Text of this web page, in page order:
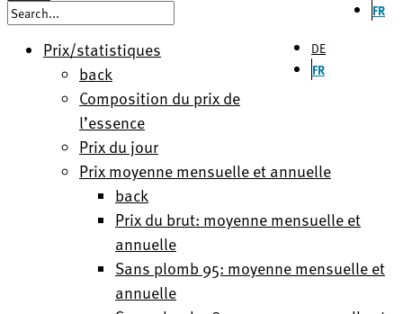
FR
DE
FR
Prix/statistiques
back
Composition du prix de
l’essence
Prix du jour
Prix moyenne mensuelle et annuelle
back
Prix du brut: moyenne mensuelle et
annuelle
Sans plomb 95: moyenne mensuelle et
annuelle